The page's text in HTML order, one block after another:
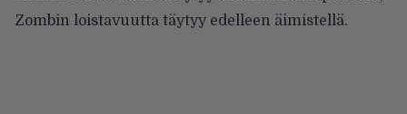
Zombin loistavuutta täytyy edelleen äimistellä.